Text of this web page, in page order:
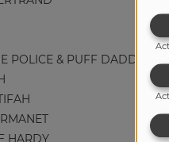
POLICE & PUFF DADDY
HARDY